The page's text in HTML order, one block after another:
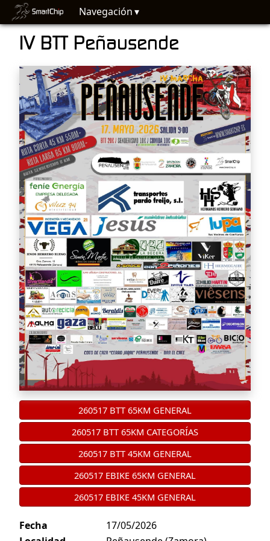
Navegación
IV BTT Peñausende
260517 BTT 65KM GENERAL
260517 BTT 65KM CATEGORÍAS
260517 BTT 45KM GENERAL
260517 EBIKE 65KM GENERAL
260517 EBIKE 45KM GENERAL
Fecha
17/05/2026